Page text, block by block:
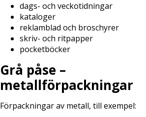
dags- och veckotidningar
kataloger
reklamblad och broschyrer
skriv- och ritpapper
pocketböcker
Grå påse –
metallförpackningar
Förpackningar av metall, till exempel: